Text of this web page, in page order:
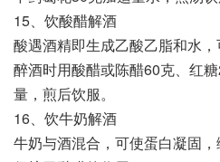
15、饮酸醋解酒
酸遇酒精即生成乙酸乙脂和水
醉酒时用酸醋或陈醋60克、红
量，煎后饮服。
16、饮牛奶解酒
牛奶与酒混合，可使蛋白凝固